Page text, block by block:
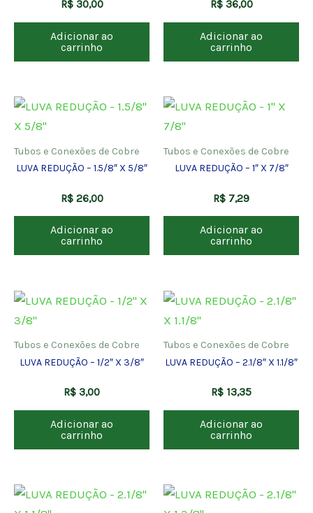
R$30,00
Adicionar ao
carrinho
R$36,00
Adicionar ao
carrinho
Tubos e Conexões de Cobre
LUVA REDUÇÃO – 1.5/8″ X 5/8″
R$26,00
Adicionar ao
carrinho
Tubos e Conexões de Cobre
LUVA REDUÇÃO – 1″ X 7/8″
R$ 7,29
Adicionar ao
carrinho
Tubos e Conexões de Cobre
LUVA REDUÇÃO – 1/2″ X 3/8″
R$ 3,00
Adicionar ao
carrinho
Tubos e Conexões de Cobre
LUVA REDUÇÃO – 2.1/8″ X 1.1/8″
R$ 13,35
Adicionar ao
carrinho